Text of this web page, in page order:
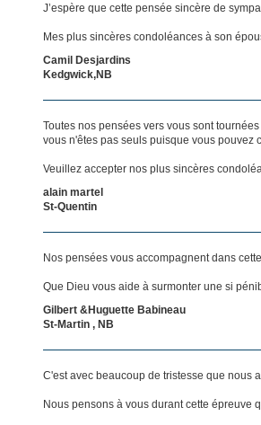
J’espère que cette pensée sincère de
Mes plus sincères condoléances à son
Camil Desjardins
Kedgwick,NB
Toutes nos pensées vers vous sont
vous n'êtes pas seuls puisque vous pouvez
Veuillez accepter nos plus sincères
alain martel
St-Quentin
Nos pensées vous accompagnent dans
Que Dieu vous aide à surmonter une si
Gilbert &Huguette Babineau
St-Martin , NB
C'est avec beaucoup de tristesse que nous
Nous pensons à vous durant cette épreuve